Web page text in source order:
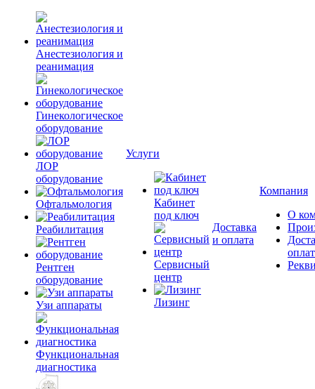
Анестезиология и
реанимация
Гинекологическое
оборудование
ЛОР
оборудование
Офтальмология
Реабилитация
Рентген
оборудование
Узи аппараты
Функциональная
диагностика
Услуги
Кабинет
под ключ
Сервисный
центр
Лизинг
Доставка
и оплата
Компания
О